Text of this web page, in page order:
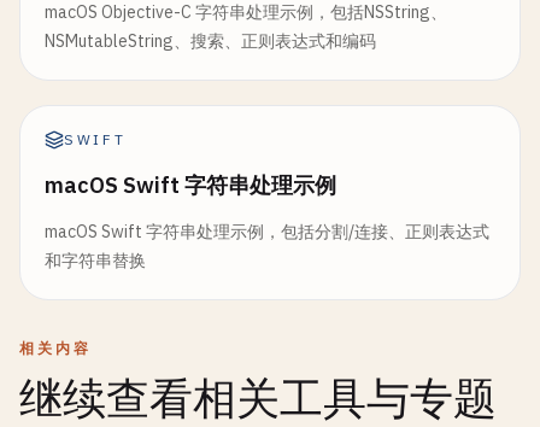
macOS Objective-C 字符串处理示例，包括NSString、
NSMutableString、搜索、正则表达式和编码
SWIFT
macOS Swift 字符串处理示例
macOS Swift 字符串处理示例，包括分割/连接、正则表达式
和字符串替换
相关内容
继续查看相关工具与专题